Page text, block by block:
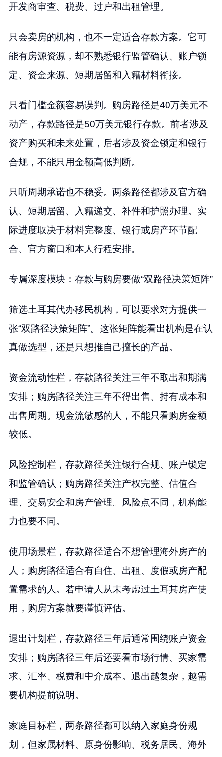
开发商审查、税费、过户和出租管理。
只会卖房的机构，也不一定适合存款方案。它可
能有房源资源，却不熟悉银行监管确认、账户锁
定、资金来源、短期居留和入籍材料衔接。
只看门槛金额容易误判。购房路径是40万美元不
动产，存款路径是50万美元银行存款。前者涉及
资产购买和未来处置，后者涉及资金锁定和银行
合规，不能只用金额高低判断。
只听周期承诺也不稳妥。两条路径都涉及官方确
认、短期居留、入籍递交、补件和护照办理。实
际进度取决于材料完整度、银行或房产环节配
合、官方窗口和本人行程安排。
专属深度模块：存款与购房要做“双路径决策矩阵”
筛选土耳其代办移民机构，可以要求对方提供一
张“双路径决策矩阵”。这张矩阵能看出机构是在认
真做选型，还是只想推自己擅长的产品。
资金流动性栏，存款路径关注三年不取出和期满
安排；购房路径关注三年不得出售、持有成本和
出售周期。现金流敏感的人，不能只看购房金额
较低。
风险控制栏，存款路径关注银行合规、账户锁定
和监管确认；购房路径关注产权完整、估值合
理、交易安全和房产管理。风险点不同，机构能
力也要不同。
使用场景栏，存款路径适合不想管理海外房产的
人；购房路径适合有自住、出租、度假或房产配
置需求的人。若申请人从未考虑过土耳其房产使
用，购房方案就要谨慎评估。
退出计划栏，存款路径三年后通常围绕账户资金
安排；购房路径三年后还要看市场行情、买家需
求、汇率、税费和中介成本。退出越复杂，越需
要机构提前说明。
家庭目标栏，两条路径都可以纳入家庭身份规
划，但家属材料、原身份影响、税务居民、海外